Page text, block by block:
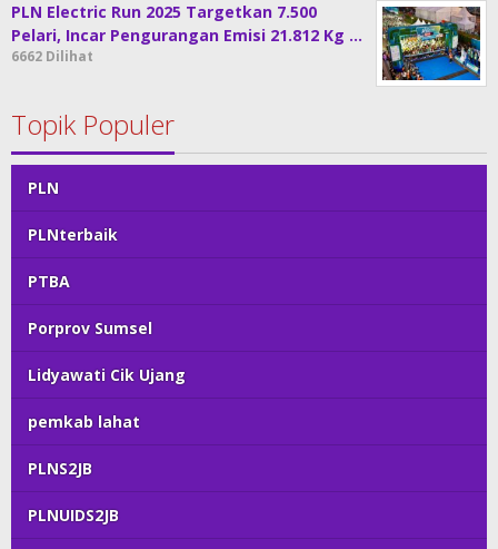
PLN Electric Run 2025 Targetkan 7.500
Pelari, Incar Pengurangan Emisi 21.812 Kg …
6662 Dilihat
Topik Populer
PLN
PLNterbaik
PTBA
Porprov Sumsel
Lidyawati Cik Ujang
pemkab lahat
PLNS2JB
PLNUIDS2JB